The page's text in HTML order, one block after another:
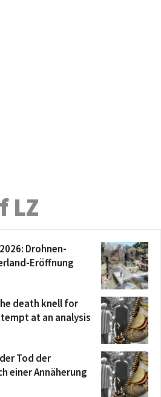
LZ
Drohnen-
Eröffnung
death knell for
at an analysis
Tod der
einer Annäherung